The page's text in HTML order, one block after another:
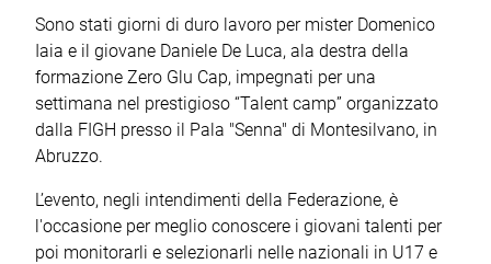
Sono stati giorni di duro lavoro per mister Domenico
Iaia e il giovane Daniele De Luca, ala destra della
formazione Zero Glu Cap, impegnati per una
settimana nel prestigioso “Talent camp” organizzato
dalla FIGH presso il Pala "Senna" di Montesilvano, in
Abruzzo.
L’evento, negli intendimenti della Federazione, è
l'occasione per meglio conoscere i giovani talenti per
poi monitorarli e selezionarli nelle nazionali in U17 e